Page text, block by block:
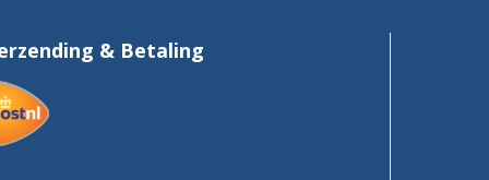
& Betaling